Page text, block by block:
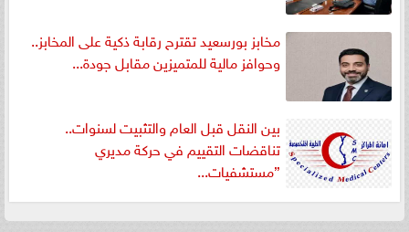
مخابز بورسعيد تقترح رقابة ذكية على المخابز..
وحوافز مالية للمتميزين مقابل جودة...
بين النقل قبل العام والتثبيت لسنوات..
تناقضات التقييم في حركة مديري
”مستشفيات...